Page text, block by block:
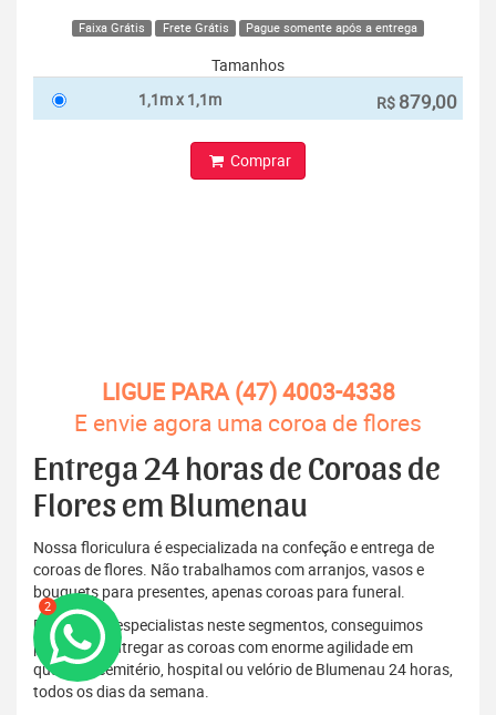
2
Faixa Grátis Frete Grátis Pague somente após a entrega
Tamanhos
1,1m x 1,1m
R$ 879,00
Comprar
LIGUE PARA (47) 4003-4338
E envie agora uma coroa de flores
Entrega 24 horas de Coroas de
Flores em Blumenau
Nossa floriculura é especializada na confeção e entrega de
coroas de flores. Não trabalhamos com arranjos, vasos e
bouquets para presentes, apenas coroas para funeral.
Por sermos especialistas neste segmentos, conseguimos
produzir e entregar as coroas com enorme agilidade em
qualquer cemitério, hospital ou velório de Blumenau 24 horas,
todos os dias da semana.